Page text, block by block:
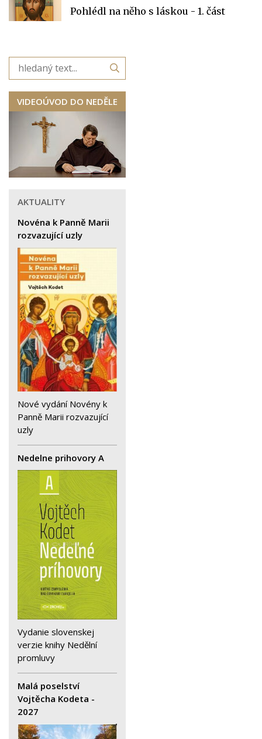
Pohlédl na něho s láskou - 1. část
VIDEOÚVOD DO NEDĚLE
AKTUALITY
Novéna k Panně Marii
rozvazující uzly
Nové vydání Novény k
Panně Marii rozvazující
uzly
Nedelne prihovory A
Vydanie slovenskej
verzie knihy Nedělní
promluvy
Malá poselství
Vojtěcha Kodeta -
2027